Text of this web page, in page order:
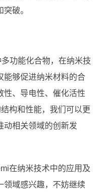
破。
功能化合物，在纳米技
能够促进纳米材料的合
性、导电性、催化活性
构和性能，我们可以更
动相关领域的创新发
在纳米技术中的应用及
领域感兴趣，不妨继续